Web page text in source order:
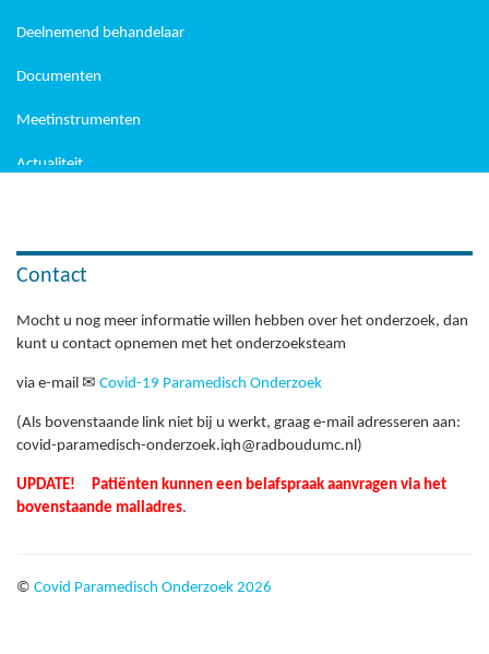
Deelnemend behandelaar
Documenten
Meetinstrumenten
Actualiteit
FAQ
Contact
Mocht u nog meer informatie willen hebben over het onderzoek, dan
kunt u contact opnemen met het onderzoeksteam
via e-mail ✉ Covid-19 Paramedisch Onderzoek
(Als bovenstaande link niet bij u werkt, graag e-mail adresseren aan:
covid-paramedisch-onderzoek.iqh@radboudumc.nl)
UPDATE! Patiënten kunnen een belafspraak aanvragen via het
bovenstaande mailadres.
© Covid Paramedisch Onderzoek 2026